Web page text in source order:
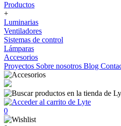
Productos
+
Luminarias
Ventiladores
Sistemas de control
Lámparas
Accesorios
Proyectos Sobre nosotros Blog
0